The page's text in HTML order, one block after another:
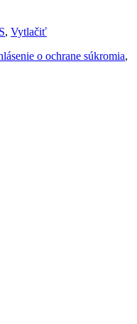
, Vytlačiť
o ochrane súkromia,